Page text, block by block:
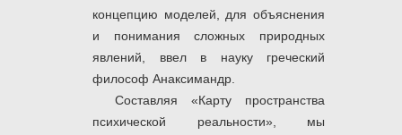
концепцию моделей, для объяснения
и понимания сложных природных
явлений, ввел в науку греческий
философ Анаксимандр.
Составляя «Карту пространства
психической реальности», мы